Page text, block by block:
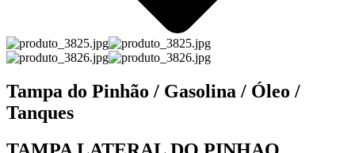
Tampa do Pinhão / Gasolina / Óleo /
Tanques